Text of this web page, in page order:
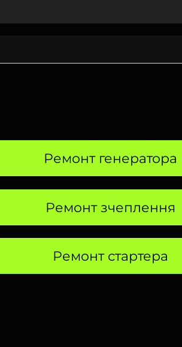
Ремонт генератора
Ремонт зчеплення
Ремонт стартера